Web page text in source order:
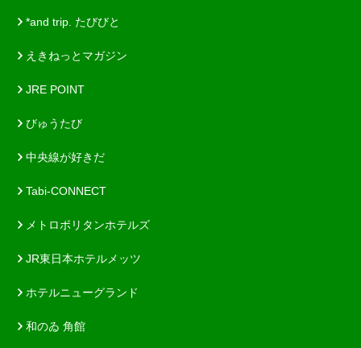
*and trip. たびびと
えきねっとマガジン
JRE POINT
びゅうたび
中央線が好きだ
Tabi-CONNECT
メトロポリタンホテルズ
JR東日本ホテルメッツ
ホテルニューグランド
和のゐ 角館